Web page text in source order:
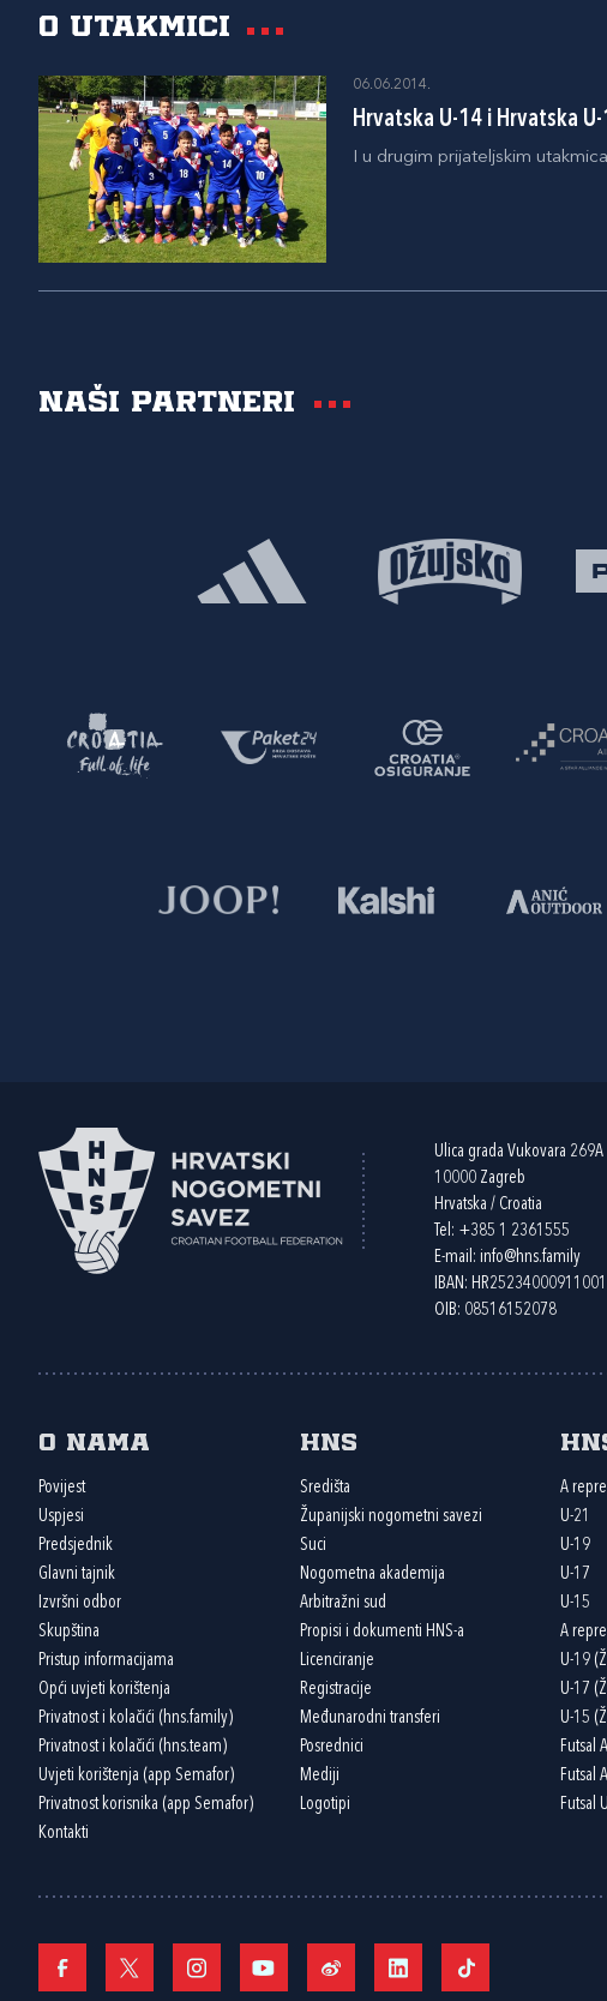
O utakmici
06.06.2014.
Hrvatska U-14 i Hrvatska
I u drugim prijateljskim
Naši partneri
Ulica grada Vukovara 269A
10000 Zagreb
Hrvatska / Croatia
Tel: +385 1 2361555
E-mail: info@hns.family
IBAN:
OIB: 08516152078
O nama
Povijest
Uspjesi
Predsjednik
Glavni tajnik
Izvršni odbor
Skupština
Pristup informacijama
Opći uvjeti korištenja
Privatnost i kolačići (hns.family)
Privatnost i kolačići (hns.team)
Uvjeti korištenja (app Semafor)
Privatnost korisnika (app Semafor)
Kontakti
HNS
Središta
Županijski nogometni savezi
Suci
Nogometna akademija
Arbitražni sud
Propisi i dokumenti HNS-a
Licenciranje
Registracije
Međunarodni transferi
Posrednici
Mediji
Logotipi
A
U-21
U-19
U-17
U-15
A
U-19
U-17
U-15
Futsal A
Futsal
Futsal